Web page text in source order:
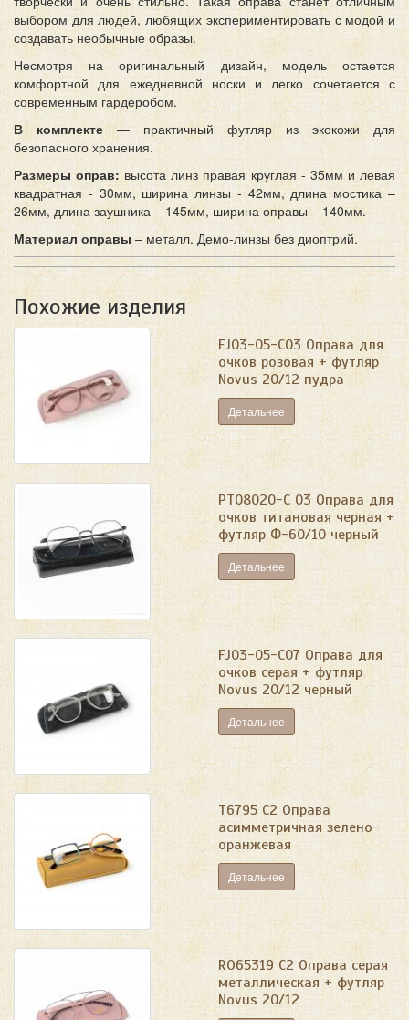
выбором для людей, любящих экспериментировать с модой и
создавать необычные образы.
Несмотря на оригинальный дизайн, модель остается
комфортной для ежедневной носки и легко сочетается с
современным гардеробом.
В комплекте — практичный футляр из экокожи для
безопасного хранения.
Размеры оправ: высота линз правая круглая - 35мм и левая
квадратная - 30мм, ширина линзы - 42мм, длина мостика –
26мм, длина заушника – 145мм, ширина оправы – 140мм.
Материал оправы – металл. Демо-линзы без диоптрий.
Похожие изделия
FJ03-05-C03 Оправа для
очков розовая + футляр
Novus 20/12 пудра
Детальнее
PT08020-C 03 Оправа для
очков титановая черная +
футляр Ф-60/10 черный
Детальнее
FJ03-05-C07 Оправа для
очков серая + футляр
Novus 20/12 черный
Детальнее
T6795 C2 Оправа
асимметричная зелено-
оранжевая
Детальнее
RO65319 C2 Оправа серая
металлическая + футляр
Novus 20/12